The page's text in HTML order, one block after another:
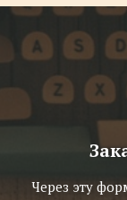
Через эту